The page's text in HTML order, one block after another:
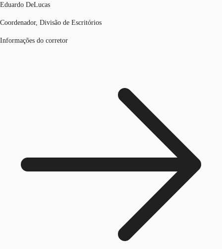
Eduardo DeLucas
Coordenador, Divisão de Escritórios
Informações do corretor